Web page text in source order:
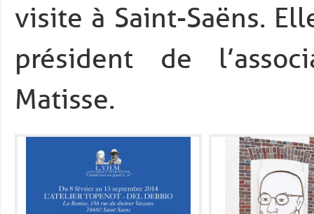
visite à Saint-Saëns.
président de
Matisse.